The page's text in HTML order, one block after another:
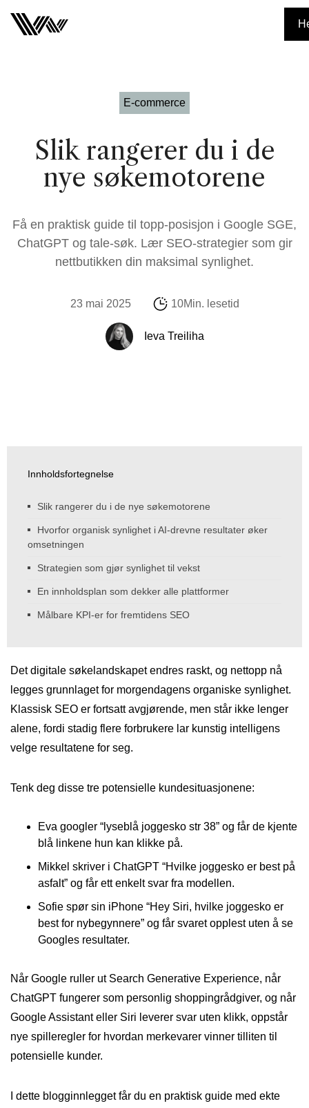
E-commerce
Slik rangerer du i de
nye søkemotorene
Få en praktisk guide til topp-posisjon i Google SGE,
ChatGPT og tale-søk. Lær SEO-strategier som gir
nettbutikken din maksimal synlighet.
23 mai 2025 10Min. lesetid
Ieva Treiliha
Innholdsfortegnelse
Slik rangerer du i de nye søkemotorene
Hvorfor organisk synlighet i AI-drevne resultater øker
omsetningen
Strategien som gjør synlighet til vekst
En innholdsplan som dekker alle plattformer
Målbare KPI-er for fremtidens SEO
Det digitale søkelandskapet endres raskt, og nettopp nå
legges grunnlaget for morgendagens organiske synlighet.
Klassisk SEO er fortsatt avgjørende, men står ikke lenger
alene, fordi stadig flere forbrukere lar kunstig intelligens
velge resultatene for seg.
Tenk deg disse tre potensielle kundesituasjonene:
Eva googler “lyseblå joggesko str 38” og får de kjente
blå linkene hun kan klikke på.
Mikkel skriver i ChatGPT “Hvilke joggesko er best på
asfalt” og får ett enkelt svar fra modellen.
Sofie spør sin iPhone “Hey Siri, hvilke joggesko er
best for nybegynnere” og får svaret opplest uten å se
Googles resultater.
Når Google ruller ut Search Generative Experience, når
ChatGPT fungerer som personlig shoppingrådgiver, og når
Google Assistant eller Siri leverer svar uten klikk, oppstår
nye spilleregler for hvordan merkevarer vinner tilliten til
potensielle kunder.
I dette blogginnlegget får du en praktisk guide med ekte